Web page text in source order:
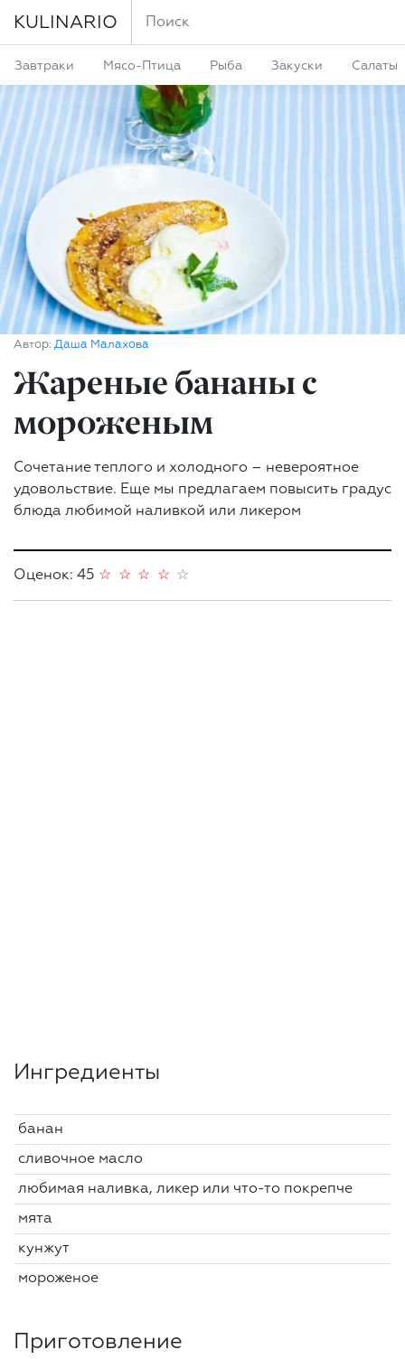
KULINARIO
Завтраки Мясо-Птица Рыба Закуски Салаты
Автор: Даша Малахова
Жареные бананы с
мороженым
Сочетание теплого и холодного – невероятное
удовольствие. Еще мы предлагаем повысить градус
блюда любимой наливкой или ликером
Оценок: 45 ☆
☆
☆
☆
☆
Ингредиенты
банан
сливочное масло
любимая наливка, ликер или что-то покрепче
мята
кунжут
мороженое
Приготовление